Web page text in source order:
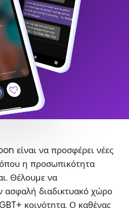
είναι να προσφέρει νέες
η προσωπικότητα
Θέλουμε να
ασφαλή διαδικτυακό χώρο
κοινότητα. Ο καθένας